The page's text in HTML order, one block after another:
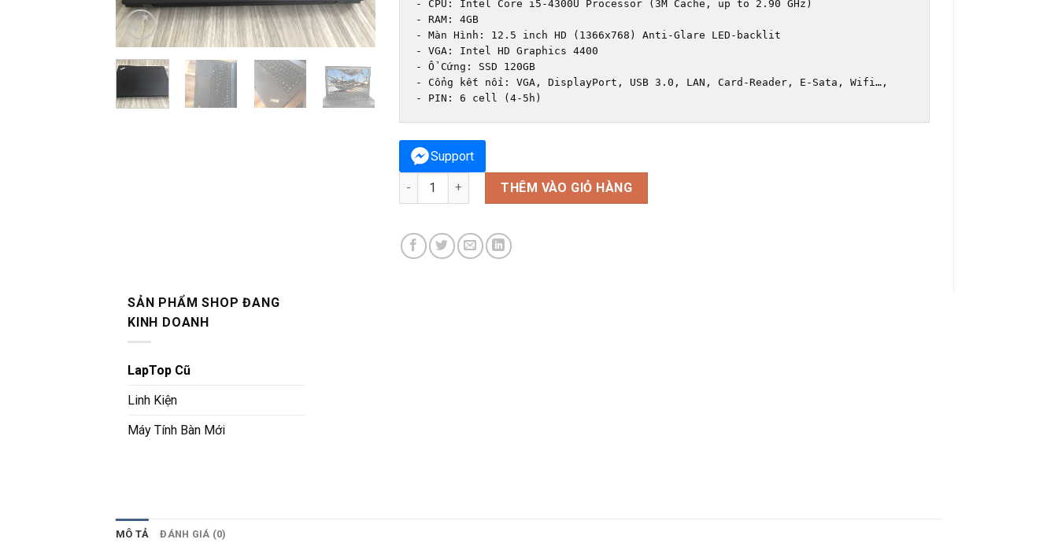
- CPU: Intel Core i5-4300U Processor (3M Cache, up to 2.90 GHz)
- RAM: 4GB
- Màn Hình: 12.5 inch HD (1366x768) Anti-Glare LED-backlit
- VGA: Intel HD Graphics 4400
- Ổ Cứng: SSD 120GB
- Cổng kết nối: VGA, DisplayPort, USB 3.0, LAN, Card-Reader, E-Sata, Wifi…,
- PIN: 6 cell (4-5h)
Support
Laptop Lenovo Thinkpad X240 số lượng
THÊM VÀO GIỎ HÀNG
SẢN PHẨM SHOP ĐANG
KINH DOANH
LapTop Cũ
Linh Kiện
Máy Tính Bàn Mới
MÔ TẢ ĐÁNH GIÁ (0)